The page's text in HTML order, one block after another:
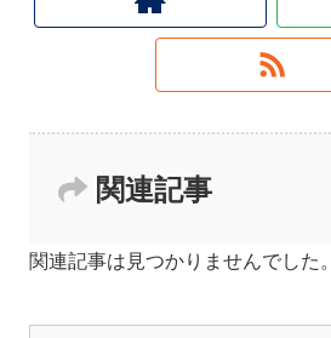
関連記事
関連記事は見つかりませんでした。